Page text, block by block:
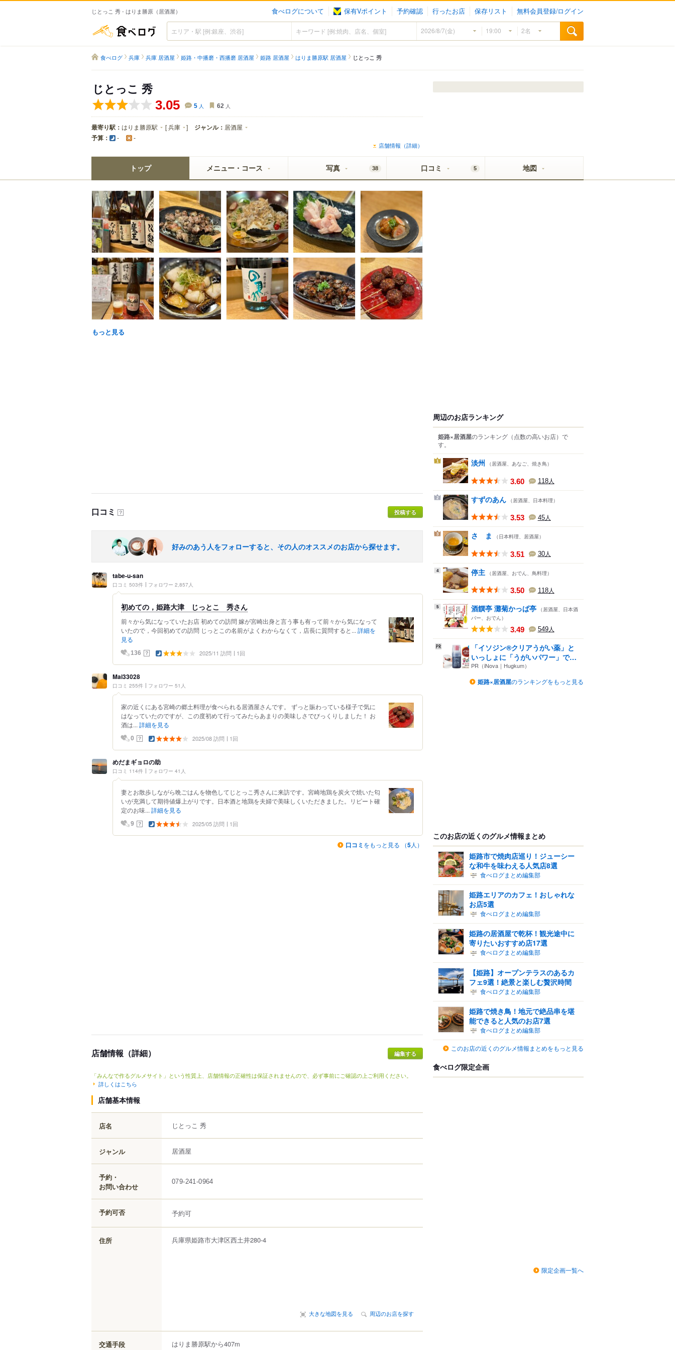
じとっこ 秀 - はりま勝原（居酒屋） 食べログについて 保有Vポイント 予約確認 行ったお店 保存リスト 無料会員登録/ログイン
食べログ
食べログ 兵庫 兵庫 居酒屋 姫路・中播磨・西播磨 居酒屋 姫路 居酒屋 はりま勝原駅 居酒屋 じとっこ 秀
じとっこ 秀
3.05 5 人 62 人
最寄り駅： はりま勝原駅 [兵庫 ] ジャンル： 居酒屋
予算： - -
店舗情報（詳細）
トップ メニュー・コース 写真 38 口コミ 5 地図
もっと見る
口コミ ？ 投稿する
好みのあう人をフォローすると、その人のオススメのお店から探せます。
tabe-u-san
口コミ 503件 フォロワー 2,857人
初めての，姫路大津 じっとこ 秀さん
前々から気になっていたお店 初めての訪問 嫁が宮崎出身と言う事も有って前々から気になって
いたので，今回初めての訪問 じっとこの名前がよくわからなくて，店長に質問すると... 詳細を
見る
136 ？ 2025/11 訪問 1回
Mai33028
口コミ 255件 フォロワー 51人
家の近くにある宮崎の郷土料理が食べられる居酒屋さんです。 ずっと賑わっている様子で気に
はなっていたのですが、この度初めて行ってみたらあまりの美味しさでびっくりしました！ お
酒は... 詳細を見る
0 ？ 2025/08 訪問 1回
めだまギョロの助
口コミ 114件 フォロワー 41人
妻とお散歩しながら晩ごはんを物色してじとっこ秀さんに来訪です。宮崎地鶏を炭火で焼いた匂
いが充満して期待値爆上がりです。日本酒と地鶏を夫婦で美味しくいただきました。リピート確
定のお味... 詳細を見る
9 ？ 2025/05 訪問 1回
口コミ をもっと見る （5人）
店舗情報（詳細）
「みんなで作るグルメサイト」という性質上、店舗情報の正確性は保証されませんので、必ず事前にご確認の上ご利用ください。
詳しくはこちら
店舗基本情報
店名 じとっこ 秀
ジャンル 居酒屋
予約・
お問い合わせ
079-241-0964
予約可否 予約可
住所 兵庫県姫路市大津区西土井280-4
大きな地図を見る 周辺のお店を探す
交通手段 はりま勝原駅から407m
周辺のお店ランキング
姫路×居酒屋のランキング （点数の高いお店） で
す。
1 淡州 （居酒屋、あなご、焼き鳥）
3.60 118人
2 すずのあん （居酒屋、日本料理）
3.53 45人
3 さゝま （日本料理、居酒屋）
3.51 30人
4 停主 （居酒屋、おでん、鳥料理）
3.50 118人
5 酒饌亭 灘菊かっぱ亭 （居酒屋、日本酒
バー、おでん）
3.49 549人
「イソジン®クリアうがい薬」と
いっしょに「うがいパワー」で
一...
PR（iNova｜Hugkum）
姫路×居酒屋のランキングをもっと見る
このお店の近くのグルメ情報まとめ
姫路市で焼肉店巡り！ジューシー
な和牛を味わえる人気店8選
食べログまとめ編集部
姫路エリアのカフェ！おしゃれな
お店5選
食べログまとめ編集部
姫路の居酒屋で乾杯！観光途中に
寄りたいおすすめ店17選
食べログまとめ編集部
【姫路】オープンテラスのあるカ
フェ9選！絶景と楽しむ贅沢時間
食べログまとめ編集部
姫路で焼き鳥！地元で絶品串を堪
能できると人気のお店7選
食べログまとめ編集部
このお店の近くのグルメ情報まとめをもっと見る
食べログ限定企画
限定企画一覧へ